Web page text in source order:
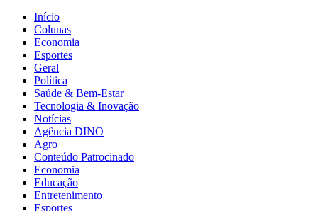
Início
Colunas
Economia
Esportes
Geral
Política
Saúde & Bem-Estar
Tecnologia & Inovação
Notícias
Agência DINO
Agro
Conteúdo Patrocinado
Economia
Educação
Entretenimento
Esportes